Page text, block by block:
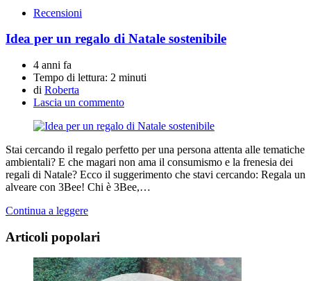
Recensioni
Idea per un regalo di Natale sostenibile
4 anni fa
Tempo di lettura: 2 minuti
di Roberta
Lascia un commento
Stai cercando il regalo perfetto per una persona attenta alle tematiche
ambientali? E che magari non ama il consumismo e la frenesia dei
regali di Natale? Ecco il suggerimento che stavi cercando: Regala un
alveare con 3Bee! Chi è 3Bee,…
Continua a leggere
Articoli popolari